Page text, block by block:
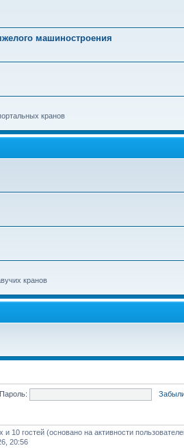
машиностроения
кранов
кранов
Пароль:
10 гостей (основано на активности
20:56